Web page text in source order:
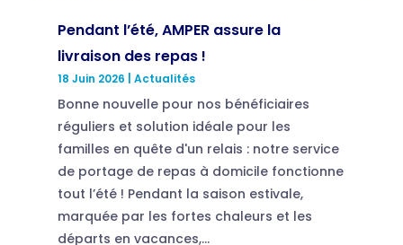
Pendant l’été, AMPER assure la
livraison des repas !
18 Juin 2026 Actualités
Bonne nouvelle pour nos bénéficiaires
réguliers et solution idéale pour les
familles en quête d'un relais : notre service
de portage de repas à domicile fonctionne
tout l’été ! Pendant la saison estivale,
marquée par les fortes chaleurs et les
départs en vacances,...